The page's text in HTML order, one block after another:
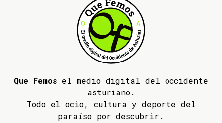
Que Femos el medio digital del occidente
asturiano.
Todo el ocio, cultura y deporte del
paraíso por descubrir.